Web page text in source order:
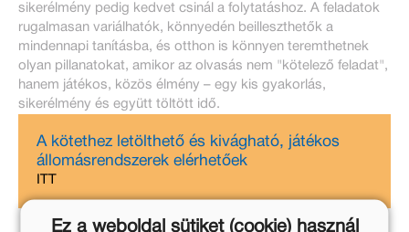
sikerélmény pedig kedvet csinál a folytatáshoz. A feladatok
rugalmasan variálhatók, könnyedén beilleszthetők a
mindennapi tanításba, és otthon is könnyen teremthetnek
olyan pillanatokat, amikor az olvasás nem "kötelező feladat",
hanem játékos, közös élmény – egy kis gyakorlás,
sikerélmény és együtt töltött idő.
A kötethez letölthető és kivágható, játékos
állomásrendszerek elérhetőek
Ez a weboldal sütiket (cookie) használ